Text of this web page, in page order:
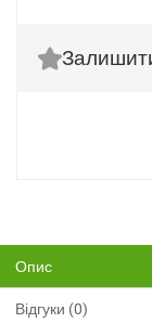
Опис
Відгуки (0)